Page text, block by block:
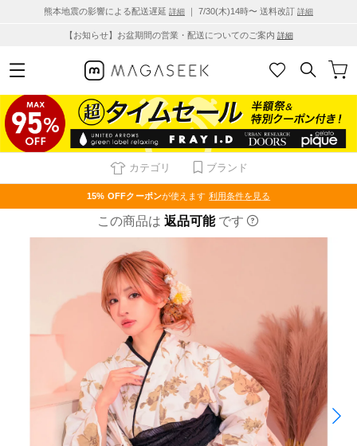
熊本地震の影響による配送遅延 詳細 ｜ 7/30(木)14時〜 送料改訂 詳細
【お知らせ】お盆期間の営業・配送についてのご案内 詳細
カテゴリ ブランド
15% OFFクーポンが使えます 利用条件を見る
この商品は 返品可能 です